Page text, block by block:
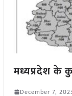
मध्यप्रदेश के
December 7,